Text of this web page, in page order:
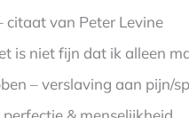
citaat van Peter Levine
is niet fijn dat ik alleen
– verslaving aan pijn/